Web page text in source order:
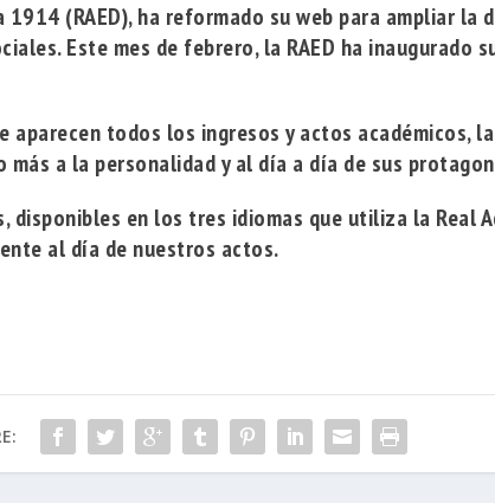
1914 (RAED), ha reformado su web para ampliar la
Este mes de febrero, la RAED ha inaugurado
aparecen todos los ingresos y actos académicos,
a la personalidad y al día a día de sus
disponibles en los tres idiomas que utiliza la Real
al día de nuestros actos.